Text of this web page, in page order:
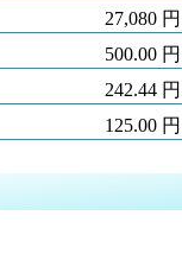
27,080 円
500.00 円
242.44 円
125.00 円